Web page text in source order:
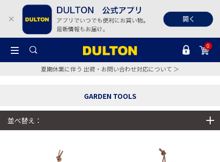
0
夏期休業に伴う 出荷・お問い合わせ対応について ＞
GARDEN TOOLS
並べ替え：